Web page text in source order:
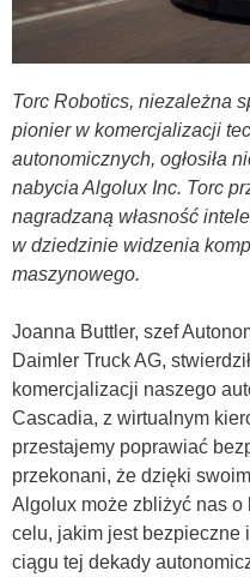
Torc Robotics, niezależna
pionier w komercjalizacji
autonomicznych, ogłosiła
nabycia Algolux Inc. Torc
nagradzaną własność
w dziedzinie widzenia
maszynowego.
Joanna Buttler, szef
Daimler Truck AG,
komercjalizacji naszego
Cascadia, z wirtualnym
przestajemy poprawiać
przekonani, że dzięki
Algolux może zbliżyć nas
celu, jakim jest bezpieczne
ciągu tej dekady